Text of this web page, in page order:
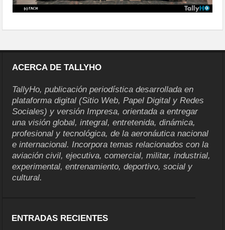
ACERCA DE TALLYHO
TallyHo, publicación periodística desarrollada en
plataforma digital (Sitio Web, Papel Digital y Redes
Sociales) y versión Impresa, orientada a entregar
una visión global, integral, entretenida, dinámica,
profesional y tecnológica, de la aeronáutica nacional
e internacional. Incorpora temas relacionados con la
aviación civil, ejecutiva, comercial, militar, industrial,
experimental, entrenamiento, deportivo, social y
cultural.
ENTRADAS RECIENTES